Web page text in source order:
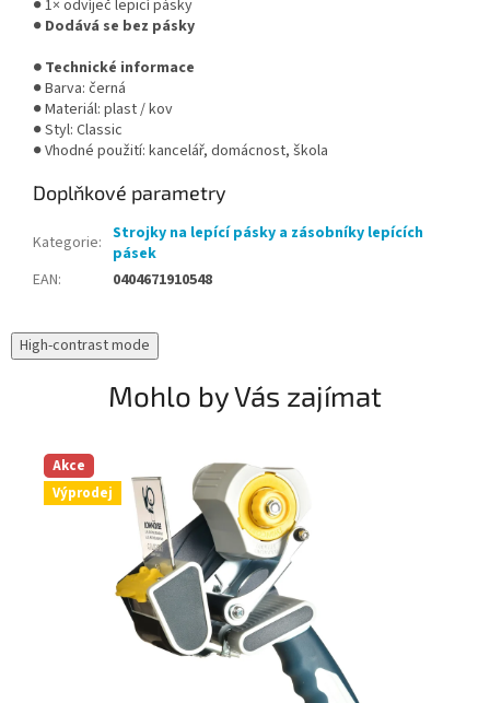
● 1× odvíječ lepicí pásky
● Dodává se bez pásky
● Technické informace
● Barva: černá
● Materiál: plast / kov
● Styl: Classic
● Vhodné použití: kancelář, domácnost, škola
Doplňkové parametry
Kategorie: Strojky na lepící pásky a zásobníky lepících
pásek
EAN: 0404671910548
High-contrast mode
Mohlo by Vás zajímat
Akce
Výprodej